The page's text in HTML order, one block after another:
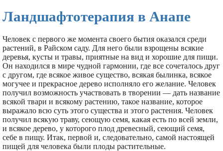
Ландшафтотерапия в Анапе
Человек с первого же момента своего бытия оказался среди
растений, в Райском саду. Для него были взрощены всякие
деревья, кусты и травы, приятные на вид и хорошие для пищи.
Он находился в мире чудной гармонии, где все сочеталось друг
с другом, где всякое живое существо, всякая былинка, всякое
могучее и прекрасное дерево исполняло его желание. Человек
получил возможность участвовать в творении — дать название
всякой твари и всякому растению, такое название, которое
выражало всю суть этого существа и этого растения. Человек
получил всякую траву, сеющую семя, какая есть по всей земли,
и всякое дерево, у которого плод древесный, сеющий семя,
себе в пищу. Итак, первой и, следовательно, самой настоящей
пищей для человека были плоды растительные.